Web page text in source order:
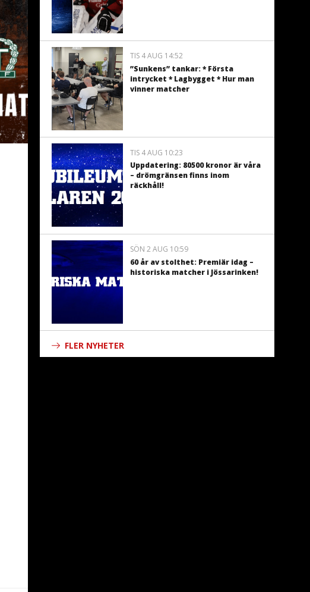
TIS 4 AUG 14:52
”Sunkens” tankar: * Första
intrycket * Lagbygget * Hur man
vinner matcher
TIS 4 AUG 10:23
Uppdatering: 80500 kronor är våra
– drömgränsen finns inom
räckhåll!
SÖN 2 AUG 10:59
60 år av stolthet: Premiär idag –
historiska matcher i Jössarinken!
FLER NYHETER